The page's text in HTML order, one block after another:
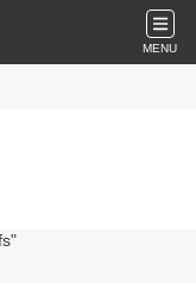
MENU